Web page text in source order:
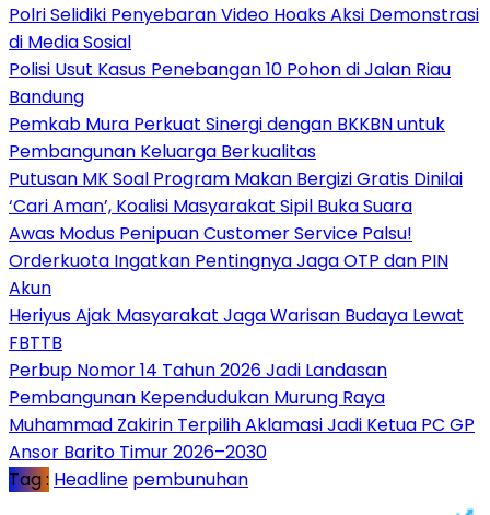
Polri Selidiki Penyebaran Video Hoaks Aksi Demonstrasi
di Media Sosial
Polisi Usut Kasus Penebangan 10 Pohon di Jalan Riau
Bandung
Pemkab Mura Perkuat Sinergi dengan BKKBN untuk
Pembangunan Keluarga Berkualitas
Putusan MK Soal Program Makan Bergizi Gratis Dinilai
‘Cari Aman’, Koalisi Masyarakat Sipil Buka Suara
Awas Modus Penipuan Customer Service Palsu!
Orderkuota Ingatkan Pentingnya Jaga OTP dan PIN
Akun
Heriyus Ajak Masyarakat Jaga Warisan Budaya Lewat
FBTTB
Perbup Nomor 14 Tahun 2026 Jadi Landasan
Pembangunan Kependudukan Murung Raya
Muhammad Zakirin Terpilih Aklamasi Jadi Ketua PC GP
Ansor Barito Timur 2026–2030
Tag : Headline pembunuhan